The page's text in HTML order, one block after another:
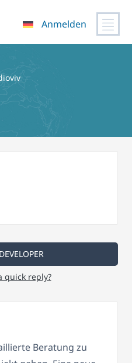
Anmelden
quick reply?
Beratung zu